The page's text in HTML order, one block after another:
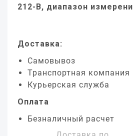
212-B, диапазон
Доставка:
Самовывоз
Транспортная компания
Курьерская служба
Оплата
Безналичный расчет